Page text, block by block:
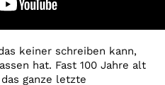
keiner schreiben kann,
hat. Fast 100 Jahre alt
ganze letzte